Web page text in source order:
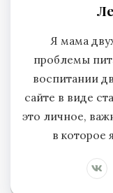
Я мама
проблемы
воспитании
сайте в виде
это личное,
в которое